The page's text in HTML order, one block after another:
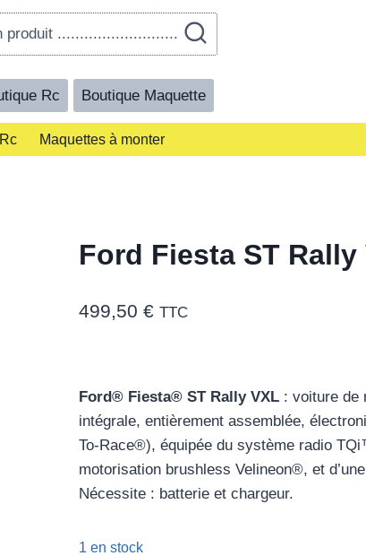
produit ...........................
Rc Boutique Maquette
Maquettes à monter
Ford Fiesta ST Rally
499,50€ TTC
Ford® Fiesta® ST Rally VXL : voiture de
intégrale, entièrement assemblée,
To-Race®), équipée du système radio
motorisation brushless Velineon®, et
Nécessite : batterie et chargeur.
1 en stock